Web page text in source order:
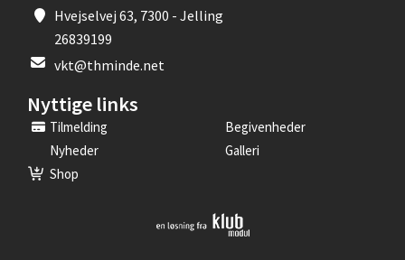
Hvejselvej 63, 7300 - Jelling
26839199
vkt@thminde.net
Nyttige links
Tilmelding
Begivenheder
Nyheder
Galleri
Shop